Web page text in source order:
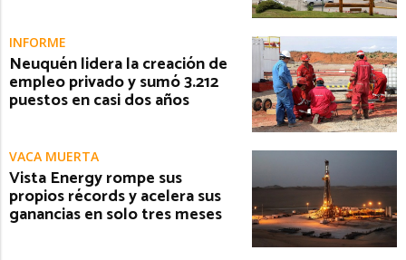
INFORME
Neuquén lidera la creación de
empleo privado y sumó 3.212
puestos en casi dos años
VACA MUERTA
Vista Energy rompe sus
propios récords y acelera sus
ganancias en solo tres meses